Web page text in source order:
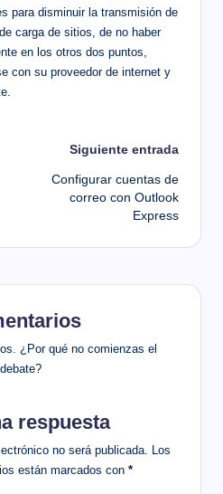
para disminuir la transmisión de
carga de sitios, de no haber
en los otros dos puntos,
con su proveedor de internet y
Siguiente entrada
Configurar cuentas de
correo con Outlook
Express
¿Por qué no comienzas el
debate?
respuesta
no será publicada.
Los
están marcados con *